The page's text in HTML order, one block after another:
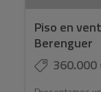
Piso en
Berenguer
360.000